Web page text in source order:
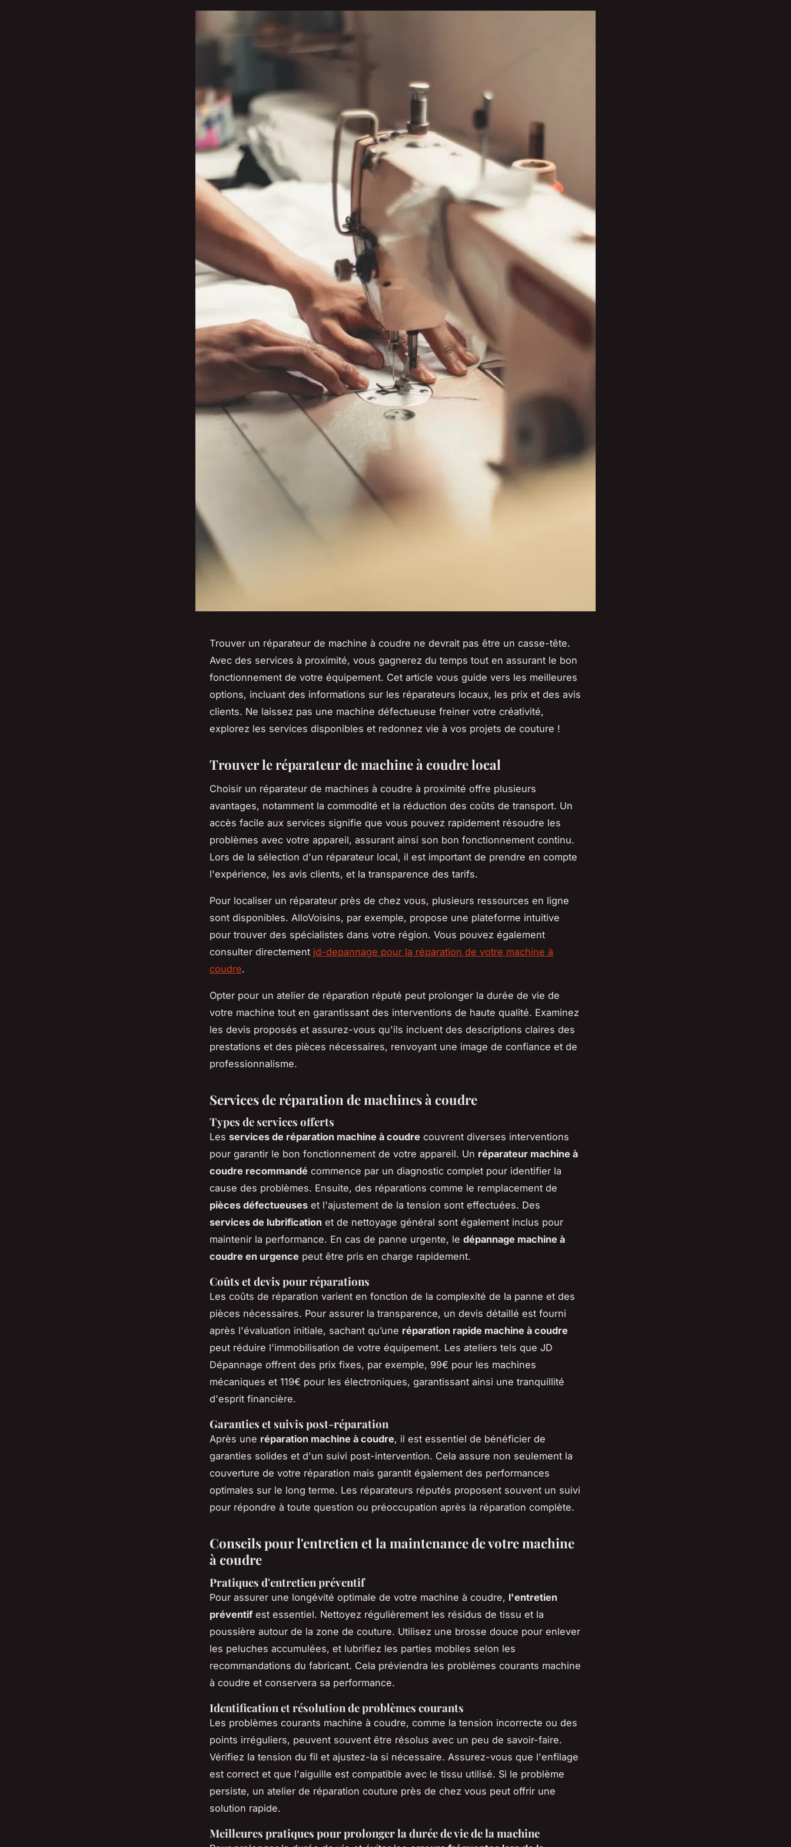
Trouver un réparateur de machine à coudre ne devrait pas être un casse-tête.
Avec des services à proximité, vous gagnerez du temps tout en assurant le bon
fonctionnement de votre équipement. Cet article vous guide vers les meilleures
options, incluant des informations sur les réparateurs locaux, les prix et des avis
clients. Ne laissez pas une machine défectueuse freiner votre créativité,
explorez les services disponibles et redonnez vie à vos projets de couture !
Trouver le réparateur de machine à coudre local
Choisir un réparateur de machines à coudre à proximité offre plusieurs
avantages, notamment la commodité et la réduction des coûts de transport. Un
accès facile aux services signifie que vous pouvez rapidement résoudre les
problèmes avec votre appareil, assurant ainsi son bon fonctionnement continu.
Lors de la sélection d'un réparateur local, il est important de prendre en compte
l'expérience, les avis clients, et la transparence des tarifs.
Pour localiser un réparateur près de chez vous, plusieurs ressources en ligne
sont disponibles. AlloVoisins, par exemple, propose une plateforme intuitive
pour trouver des spécialistes dans votre région. Vous pouvez également
consulter directement jd-depannage pour la réparation de votre machine à
coudre.
Opter pour un atelier de réparation réputé peut prolonger la durée de vie de
votre machine tout en garantissant des interventions de haute qualité. Examinez
les devis proposés et assurez-vous qu'ils incluent des descriptions claires des
prestations et des pièces nécessaires, renvoyant une image de confiance et de
professionnalisme.
Services de réparation de machines à coudre
Types de services offerts
Les services de réparation machine à coudre couvrent diverses interventions
pour garantir le bon fonctionnement de votre appareil. Un réparateur machine à
coudre recommandé commence par un diagnostic complet pour identifier la
cause des problèmes. Ensuite, des réparations comme le remplacement de
pièces défectueuses et l'ajustement de la tension sont effectuées. Des
services de lubrification et de nettoyage général sont également inclus pour
maintenir la performance. En cas de panne urgente, le dépannage machine à
coudre en urgence peut être pris en charge rapidement.
Coûts et devis pour réparations
Les coûts de réparation varient en fonction de la complexité de la panne et des
pièces nécessaires. Pour assurer la transparence, un devis détaillé est fourni
après l'évaluation initiale, sachant qu’une réparation rapide machine à coudre
peut réduire l'immobilisation de votre équipement. Les ateliers tels que JD
Dépannage offrent des prix fixes, par exemple, 99€ pour les machines
mécaniques et 119€ pour les électroniques, garantissant ainsi une tranquillité
d'esprit financière.
Garanties et suivis post-réparation
Après une réparation machine à coudre, il est essentiel de bénéficier de
garanties solides et d'un suivi post-intervention. Cela assure non seulement la
couverture de votre réparation mais garantit également des performances
optimales sur le long terme. Les réparateurs réputés proposent souvent un suivi
pour répondre à toute question ou préoccupation après la réparation complète.
Conseils pour l'entretien et la maintenance de votre machine
à coudre
Pratiques d'entretien préventif
Pour assurer une longévité optimale de votre machine à coudre, l'entretien
préventifest essentiel. Nettoyez régulièrement les résidus de tissu et la
poussière autour de la zone de couture. Utilisez une brosse douce pour enlever
les peluches accumulées, et lubrifiez les parties mobiles selon les
recommandations du fabricant. Cela préviendra les problèmes courants machine
à coudre et conservera sa performance.
Identification et résolution de problèmes courants
Les problèmes courants machine à coudre, comme la tension incorrecte ou des
points irréguliers, peuvent souvent être résolus avec un peu de savoir-faire.
Vérifiez la tension du fil et ajustez-la si nécessaire. Assurez-vous que l'enfilage
est correct et que l'aiguille est compatible avec le tissu utilisé. Si le problème
persiste, un atelier de réparation couture près de chez vous peut offrir une
solution rapide.
Meilleures pratiques pour prolonger la durée de vie de la machine